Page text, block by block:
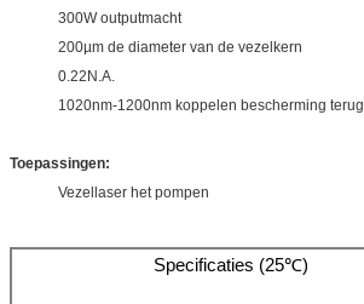
300W outputmacht
200µm de diameter van de vezelkern
0.22N.A.
1020nm-1200nm koppelen bescherming terug
Toepassingen:
Vezellaser het pompen
Specificaties (25℃)